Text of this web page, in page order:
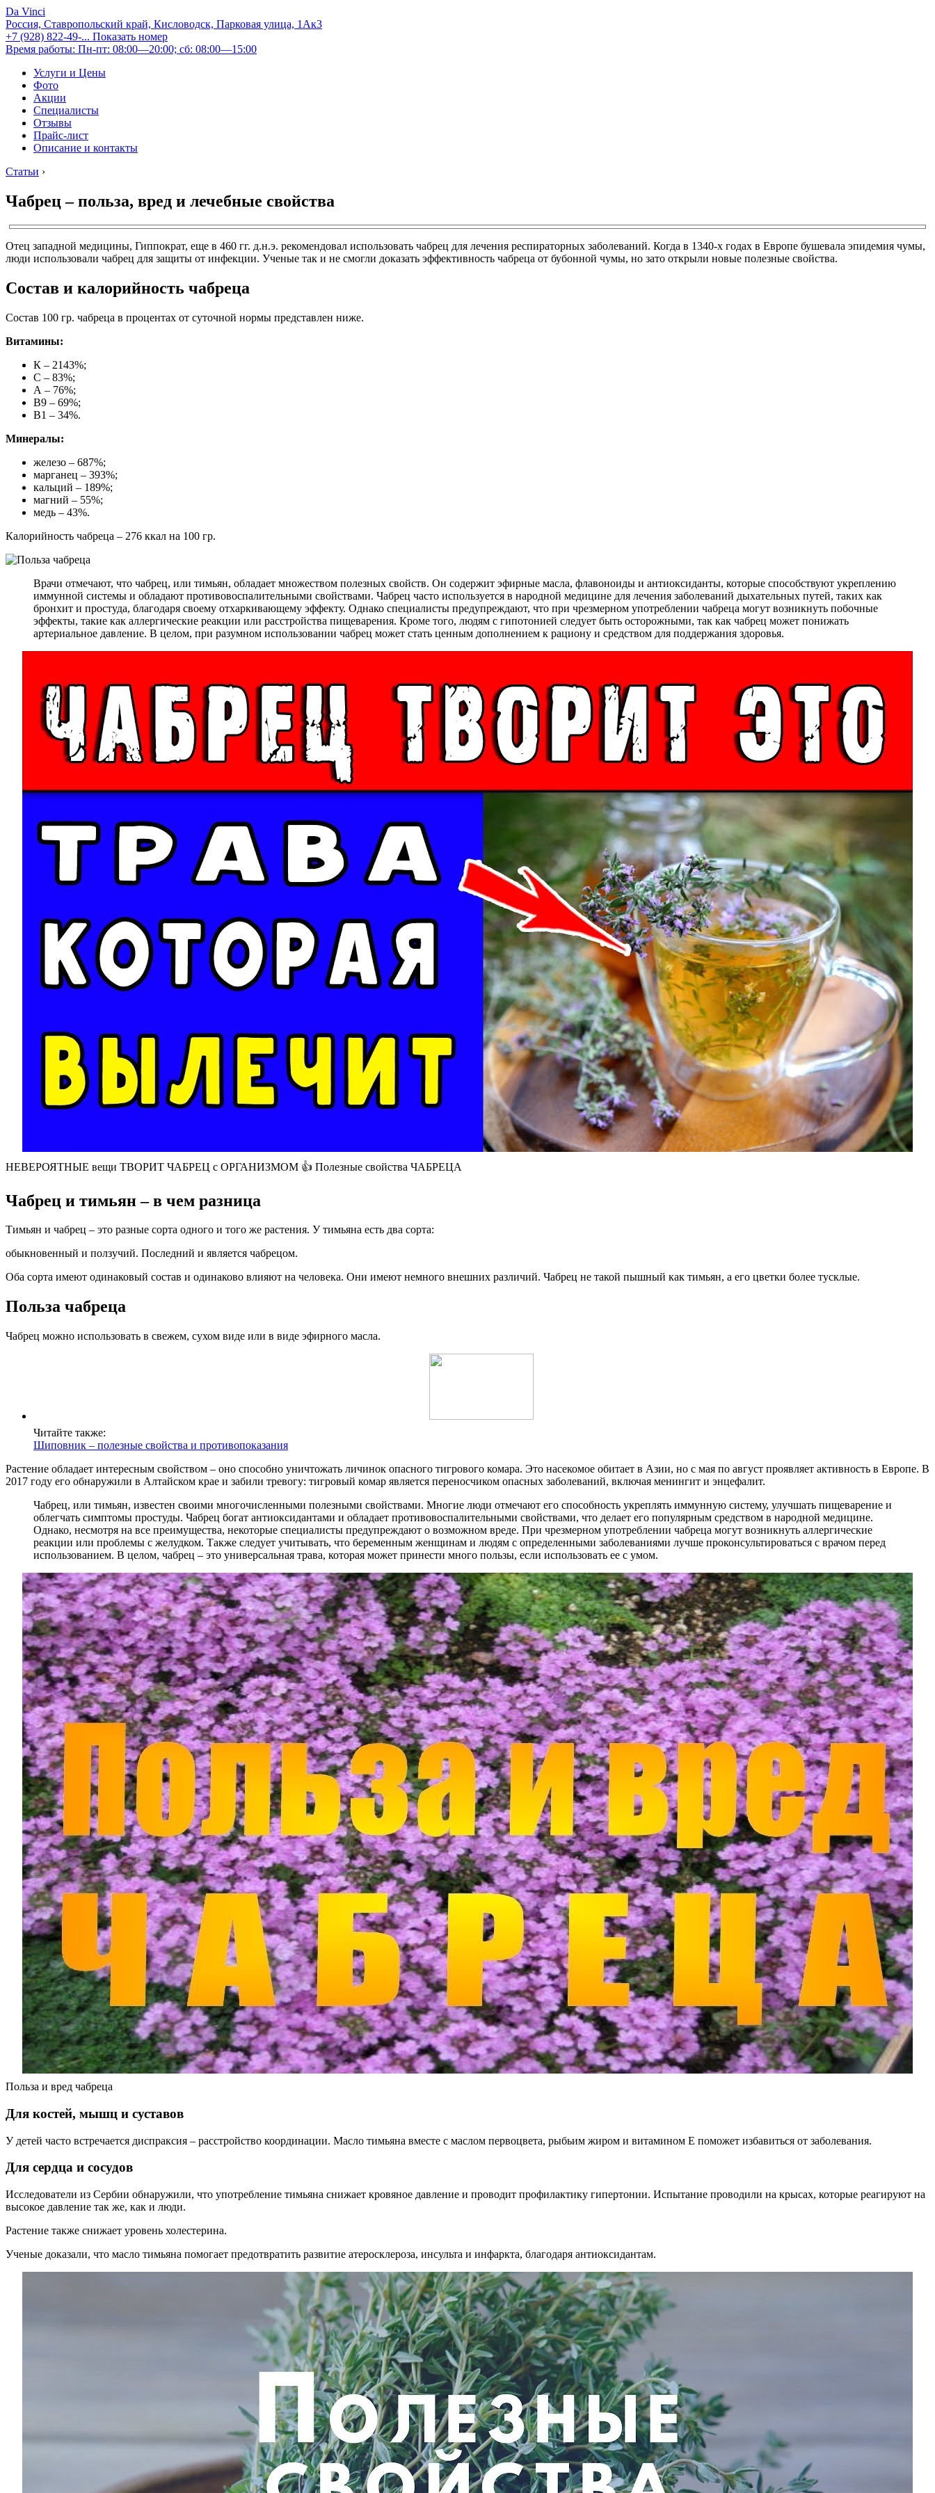
Da Vinci
Россия, Ставропольский край, Кисловодск, Парковая улица, 1Ак3
+7 (928) 822-49-... Показать номер
Время работы: Пн-пт: 08:00—20:00; сб: 08:00—15:00
Услуги и Цены
Фото
Акции
Специалисты
Отзывы
Прайс-лист
Описание и контакты
Статьи ›
Чабрец – польза, вред и лечебные свойства
Отец западной медицины, Гиппократ, еще в 460 гг. д.н.э. рекомендовал использовать чабрец для лечения респираторных заболеваний. Когда в 1340-х годах в Европе бушевала эпидемия чумы,
люди использовали чабрец для защиты от инфекции. Ученые так и не смогли доказать эффективность чабреца от бубонной чумы, но зато открыли новые полезные свойства.
Состав и калорийность чабреца
Состав 100 гр. чабреца в процентах от суточной нормы представлен ниже.
Витамины:
К – 2143%;
С – 83%;
А – 76%;
В9 – 69%;
В1 – 34%.
Минералы:
железо – 687%;
марганец – 393%;
кальций – 189%;
магний – 55%;
медь – 43%.
Калорийность чабреца – 276 ккал на 100 гр.
Врачи отмечают, что чабрец, или тимьян, обладает множеством полезных свойств. Он содержит эфирные масла, флавоноиды и антиоксиданты, которые способствуют укреплению
иммунной системы и обладают противовоспалительными свойствами. Чабрец часто используется в народной медицине для лечения заболеваний дыхательных путей, таких как
бронхит и простуда, благодаря своему отхаркивающему эффекту. Однако специалисты предупреждают, что при чрезмерном употреблении чабреца могут возникнуть побочные
эффекты, такие как аллергические реакции или расстройства пищеварения. Кроме того, людям с гипотонией следует быть осторожными, так как чабрец может понижать
артериальное давление. В целом, при разумном использовании чабрец может стать ценным дополнением к рациону и средством для поддержания здоровья.
НЕВЕРОЯТНЫЕ вещи ТВОРИТ ЧАБРЕЦ с ОРГАНИЗМОМ 👍 Полезные свойства ЧАБРЕЦА
Чабрец и тимьян – в чем разница
Тимьян и чабрец – это разные сорта одного и того же растения. У тимьяна есть два сорта:
обыкновенный и ползучий. Последний и является чабрецом.
Оба сорта имеют одинаковый состав и одинаково влияют на человека. Они имеют немного внешних различий. Чабрец не такой пышный как тимьян, а его цветки более тусклые.
Польза чабреца
Чабрец можно использовать в свежем, сухом виде или в виде эфирного масла.
Читайте также:
Шиповник – полезные свойства и противопоказания
Растение обладает интересным свойством – оно способно уничтожать личинок опасного тигрового комара. Это насекомое обитает в Азии, но с мая по август проявляет активность в Европе. В
2017 году его обнаружили в Алтайском крае и забили тревогу: тигровый комар является переносчиком опасных заболеваний, включая менингит и энцефалит.
Чабрец, или тимьян, известен своими многочисленными полезными свойствами. Многие люди отмечают его способность укреплять иммунную систему, улучшать пищеварение и
облегчать симптомы простуды. Чабрец богат антиоксидантами и обладает противовоспалительными свойствами, что делает его популярным средством в народной медицине.
Однако, несмотря на все преимущества, некоторые специалисты предупреждают о возможном вреде. При чрезмерном употреблении чабреца могут возникнуть аллергические
реакции или проблемы с желудком. Также следует учитывать, что беременным женщинам и людям с определенными заболеваниями лучше проконсультироваться с врачом перед
использованием. В целом, чабрец – это универсальная трава, которая может принести много пользы, если использовать ее с умом.
Польза и вред чабреца
Для костей, мышц и суставов
У детей часто встречается диспраксия – расстройство координации. Масло тимьяна вместе с маслом первоцвета, рыбьим жиром и витамином Е поможет избавиться от заболевания.
Для сердца и сосудов
Исследователи из Сербии обнаружили, что употребление тимьяна снижает кровяное давление и проводит профилактику гипертонии. Испытание проводили на крысах, которые реагируют на
высокое давление так же, как и люди.
Растение также снижает уровень холестерина.
Ученые доказали, что масло тимьяна помогает предотвратить развитие атеросклероза, инсульта и инфаркта, благодаря антиоксидантам.